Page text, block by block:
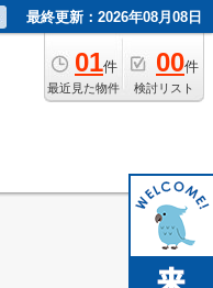
最終更新：2026年08月08日
01件
最近見た物件
00件
検討リスト